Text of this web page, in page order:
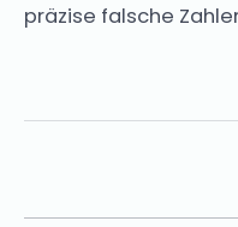
präzise falsche